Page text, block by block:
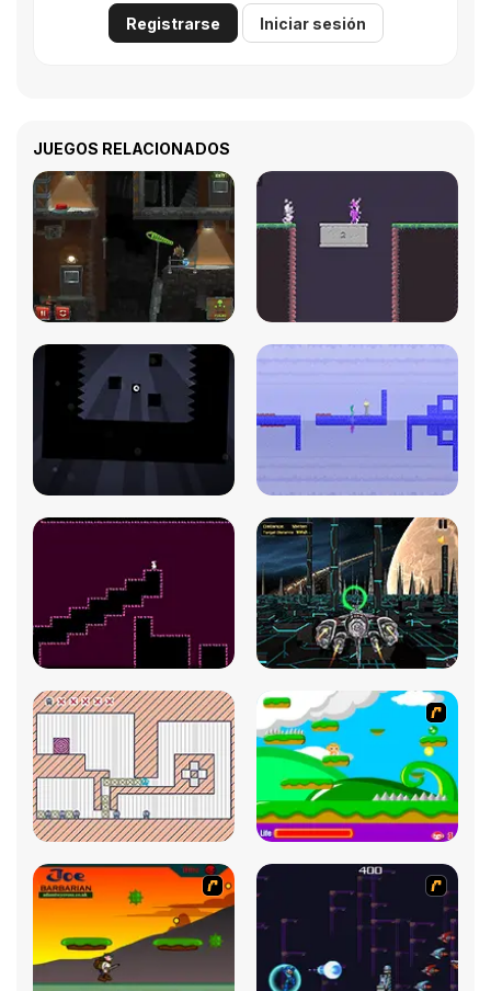
Registrarse Iniciar sesión
JUEGOS RELACIONADOS